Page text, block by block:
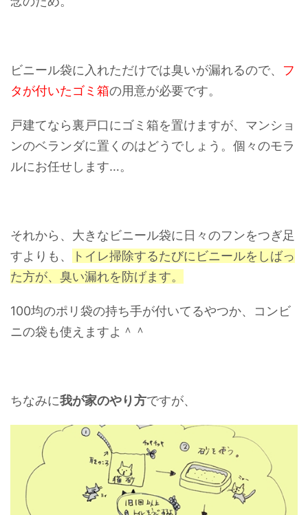
ビニール袋に入れただけでは臭いが漏れるので、 フ
タが付いたゴミ箱の用意が必要です。
戸建てなら裏戸口にゴミ箱を置けますが、マンショ
ンのベランダに置くのはどうでしょう。個々のモラ
ルにお任せします…。
それから、大きなビニール袋に日々のフンをつぎ足
すよりも、
トイレ掃除するたびにビニールをしばっ
た方が、臭い漏れを防げます。
100均のポリ袋の持ち手が付いてるやつか、コンビ
ニの袋も使えますよ＾＾
ちなみに我が家のやり方ですが、